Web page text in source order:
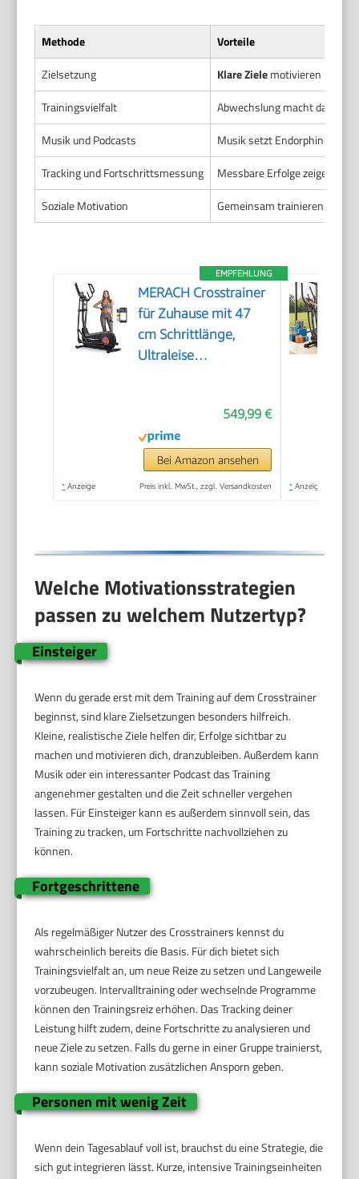
Methode
Vorteile
Zielsetzung
Klare Zielemotivieren und
Trainingsvielfalt
Abwechslung macht das
Musik und Podcasts
Musik setzt Endorphine frei
Tracking und Fortschrittsmessung
Messbare Erfolge zeigen,
Soziale Motivation
Gemeinsam trainieren oder
EMPFEHLUNG
MERACH Crosstrainer
für Zuhause mit 47
cm Schrittlänge,
Ultraleise
Widerstandsstufen,
für Effektives
Ausdauertraining,
Eigener App,
549,99 €
Bei Amazon ansehen
* Anzeige Preis inkl. MwSt., zzgl. Versandkosten * Anzeige
Welche Motivationsstrategien
passen zu welchem Nutzertyp?
Einsteiger
Wenn du gerade erst mit dem Training auf dem Crosstrainer
beginnst, sind klare Zielsetzungen besonders hilfreich.
Kleine, realistische Ziele helfen dir, Erfolge sichtbar zu
machen und motivieren dich, dranzubleiben. Außerdem kann
Musik oder ein interessanter Podcast das Training
angenehmer gestalten und die Zeit schneller vergehen
lassen. Für Einsteiger kann es außerdem sinnvoll sein, das
Training zu tracken, um Fortschritte nachvollziehen zu
können.
Fortgeschrittene
Als regelmäßiger Nutzer des Crosstrainers kennst du
wahrscheinlich bereits die Basis. Für dich bietet sich
Trainingsvielfalt an, um neue Reize zu setzen und Langeweile
vorzubeugen. Intervalltraining oder wechselnde Programme
können den Trainingsreiz erhöhen. Das Tracking deiner
Leistung hilft zudem, deine Fortschritte zu analysieren und
neue Ziele zu setzen. Falls du gerne in einer Gruppe trainierst,
kann soziale Motivation zusätzlichen Ansporn geben.
Personen mit wenig Zeit
Wenn dein Tagesablauf voll ist, brauchst du eine Strategie, die
sich gut integrieren lässt. Kurze, intensive Trainingseinheiten